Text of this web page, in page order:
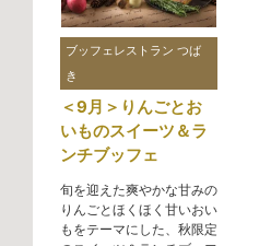
ブッフェレストラン つば
き
＜9月＞りんごとお
いものスイーツ＆ラ
ンチブッフェ
旬を迎えた爽やかな甘みの
りんごとほくほく甘いおい
もをテーマにした、秋限定